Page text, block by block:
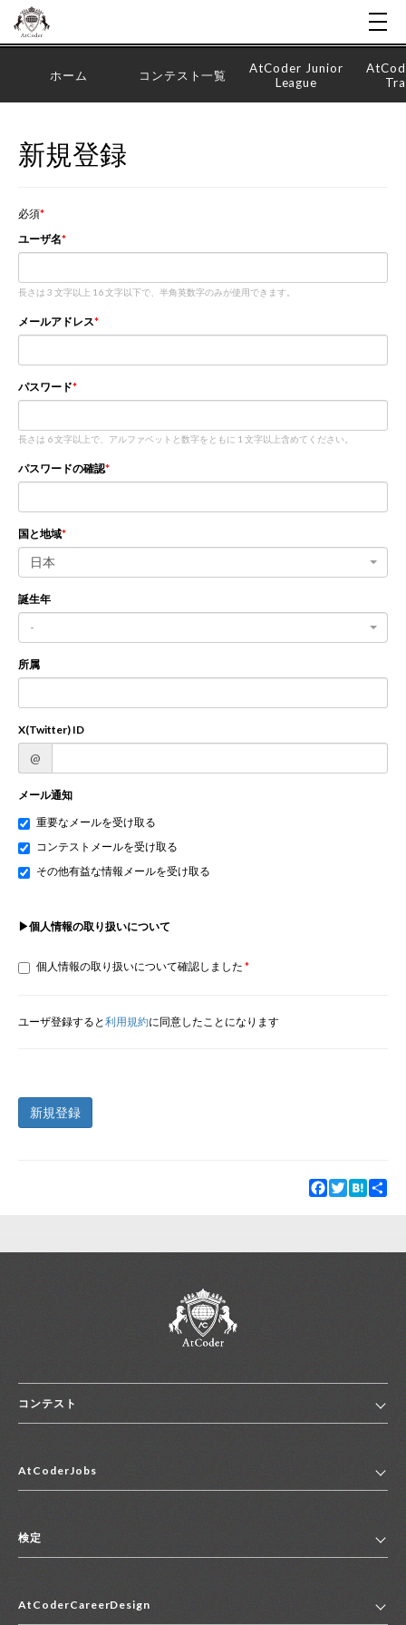
ホーム コンテスト一覧
AtCoder Junior
League
新規登録
必須
ユーザ名
長さは 3 文字以上 16 文字以下で、半角英数字のみが使用できます。
メールアドレス
パスワード
長さは 6 文字以上で、アルファベットと数字をともに 1 文字以上含めてください。
パスワードの確認
国と地域
日本
誕生年
-
所属
X(Twitter) ID
@
メール通知
重要なメールを受け取る
コンテストメールを受け取る
その他有益な情報メールを受け取る
▶個人情報の取り扱いについて
個人情報の取り扱いについて確認しました
ユーザ登録すると利用規約に同意したことになります
新規登録
Facebook
TwitterHatena
コンテスト
コンテスト一覧
便利リンク集
AtCoderJobs
2027年新卒採用求人一覧
中途採用求人一覧
検定
マイページ
AtCoderCareerDesign